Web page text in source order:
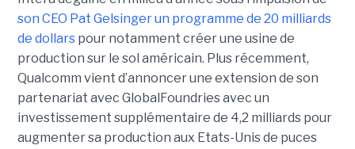
son CEO Pat Gelsinger un programme de 20 milliards
de dollarspour notamment créer une usine de
production sur le sol américain. Plus récemment,
Qualcomm vient d’annoncer une extension de son
partenariat avec GlobalFoundries avec un
investissement supplémentaire de 4,2 milliards pour
augmenter sa production aux Etats-Unis de puces